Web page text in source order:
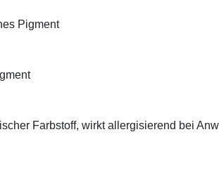
Pigment
­Farbstoff, wirkt allergisierend bei